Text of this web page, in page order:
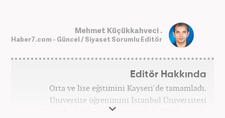
Mehmet Küçükkahveci .
Haber7.com - Güncel / Siyaset Sorumlu Editör
Editör Hakkında
Orta ve lise eğitimini Kayseri'de tamamladı.
Üniversite öğrenimini İstanbul Üniversitesi
Coğrafya bölümünde tamamladı. 2008 yılında